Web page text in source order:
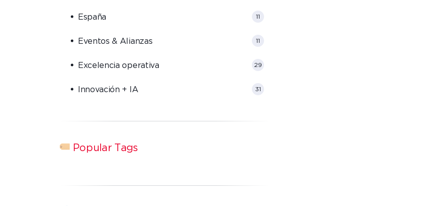
España 11
Eventos & Alianzas 11
Excelencia operativa 29
Innovación + IA 31
Popular Tags